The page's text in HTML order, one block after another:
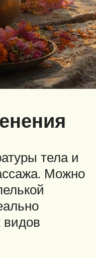
тела и
Можно